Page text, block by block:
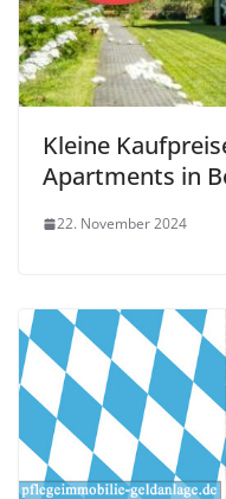
Kleine
Apartments in
22. November 2024